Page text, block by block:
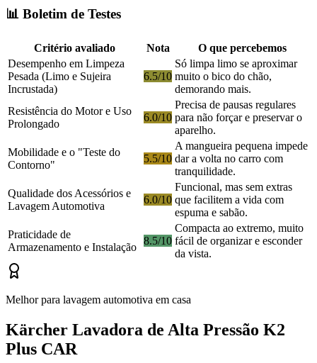
📊 Boletim de Testes
Critério avaliado Nota
O que percebemos
Desempenho em Limpeza
Pesada (Limo e Sujeira
Incrustada)
6.5/10
Só limpa limo se aproximar
muito o bico do chão,
demorando mais.
Resistência do Motor e Uso
Prolongado
6.0/10
Precisa de pausas regulares
para não forçar e preservar o
aparelho.
Mobilidade e o "Teste do
Contorno"
5.5/10
A mangueira pequena impede
dar a volta no carro com
tranquilidade.
Qualidade dos Acessórios e
Lavagem Automotiva
6.0/10
Funcional, mas sem extras
que facilitem a vida com
espuma e sabão.
Praticidade de
Armazenamento e Instalação
8.5/10
Compacta ao extremo, muito
fácil de organizar e esconder
da vista.
Melhor para lavagem automotiva em casa
Kärcher Lavadora de Alta Pressão K2
Plus CAR